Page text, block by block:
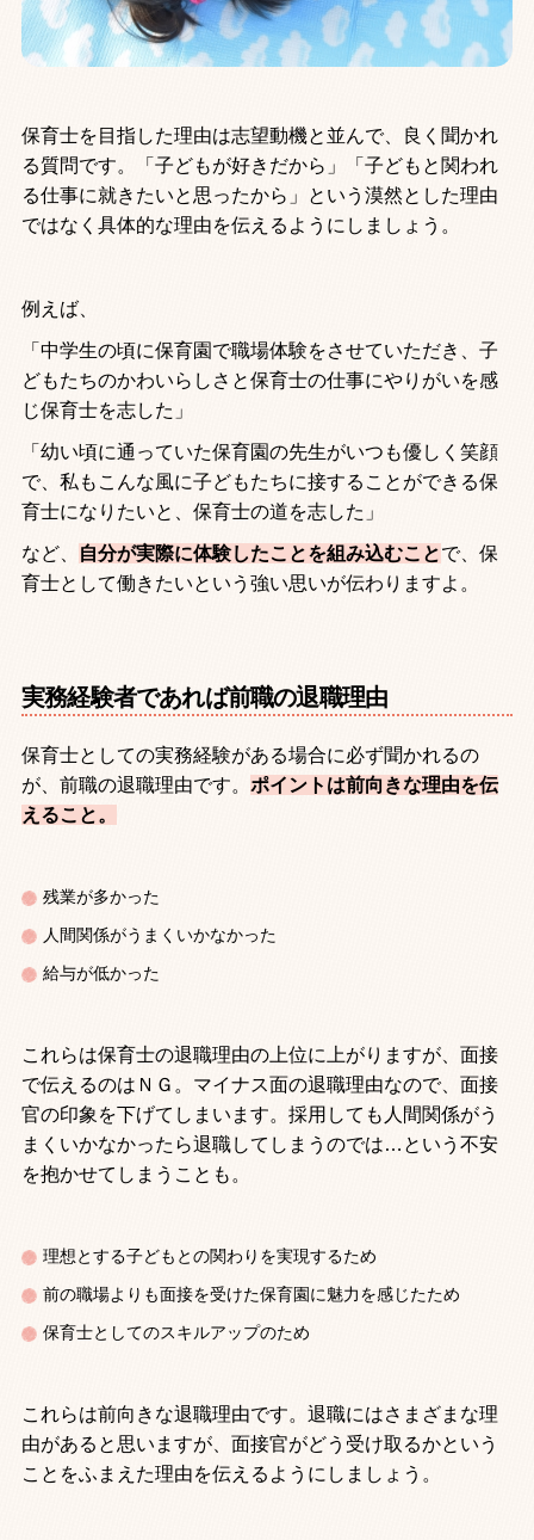
保育士を目指した理由は志望動機と並んで、良く聞かれ
る質問です。「子どもが好きだから」「子どもと関われ
る仕事に就きたいと思ったから」という漠然とした理由
ではなく具体的な理由を伝えるようにしましょう。
例えば、
「中学生の頃に保育園で職場体験をさせていただき、子
どもたちのかわいらしさと保育士の仕事にやりがいを感
じ保育士を志した」
「幼い頃に通っていた保育園の先生がいつも優しく笑顔
で、私もこんな風に子どもたちに接することができる保
育士になりたいと、保育士の道を志した」
など、 自分が実際に体験したことを組み込むことで、保
育士として働きたいという強い思いが伝わりますよ。
実務経験者であれば前職の退職理由
保育士としての実務経験がある場合に必ず聞かれるの
が、前職の退職理由です。 ポイントは前向きな理由を伝
えること。
残業が多かった
人間関係がうまくいかなかった
給与が低かった
これらは保育士の退職理由の上位に上がりますが、面接
で伝えるのはＮＧ。マイナス面の退職理由なので、面接
官の印象を下げてしまいます。採用しても人間関係がう
まくいかなかったら退職してしまうのでは…という不安
を抱かせてしまうことも。
理想とする子どもとの関わりを実現するため
前の職場よりも面接を受けた保育園に魅力を感じたため
保育士としてのスキルアップのため
これらは前向きな退職理由です。退職にはさまざまな理
由があると思いますが、面接官がどう受け取るかという
ことをふまえた理由を伝えるようにしましょう。